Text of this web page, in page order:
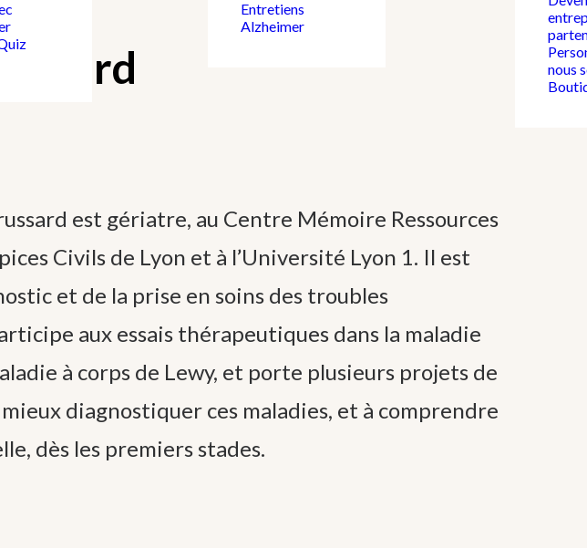
Entretiens
Alzheimer
nous
est gériatre, au Centre Mémoire Ressources
Civils de Lyon et à l’Université Lyon 1. Il est
et de la prise en soins des troubles
aux essais thérapeutiques dans la maladie
à corps de Lewy, et porte plusieurs projets de
diagnostiquer ces maladies, et à comprendre
dès les premiers stades.